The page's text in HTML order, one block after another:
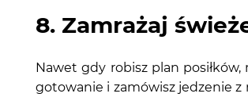
8. Zamrażaj
Nawet gdy robisz plan
gotowanie i zamówisz jedzenie